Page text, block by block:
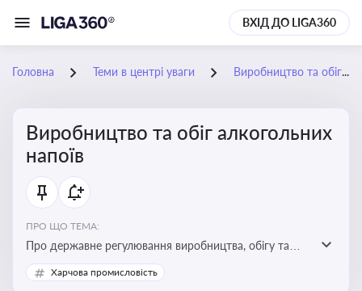
ВХІД ДО LIGA360
Головна Теми в центрі уваги Виробництво та обіг алкогольних напоїв
Виробництво та обіг алкогольних
напоїв
ПРО ЩО ТЕМА:
Про державне регулювання виробництва, обігу та
оподаткування алкогольної продукції, про
ліцензування та правові ризики
Харчова промисловість